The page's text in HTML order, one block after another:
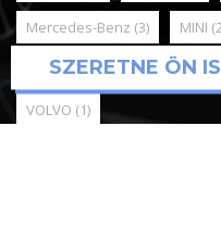
SZERETNE ÖN
Mercedes-Benz (3) MINI
RENAULT(1) SKODA (3)
VOLVO (1)